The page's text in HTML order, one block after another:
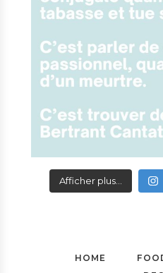
Afficher plus...
HOME